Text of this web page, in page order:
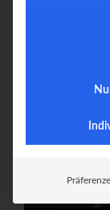
Ich mag die
fühle mich